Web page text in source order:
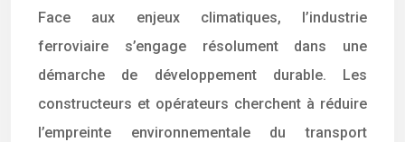
Face aux enjeux climatiques, l’industrie
ferroviaire s’engage résolument dans une
démarche de développement durable. Les
constructeurs et opérateurs cherchent à réduire
l’empreinte environnementale du transport